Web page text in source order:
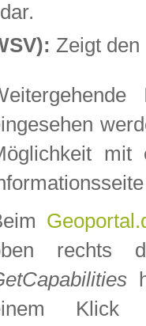
Zeigt den
mit
rechts
Klick